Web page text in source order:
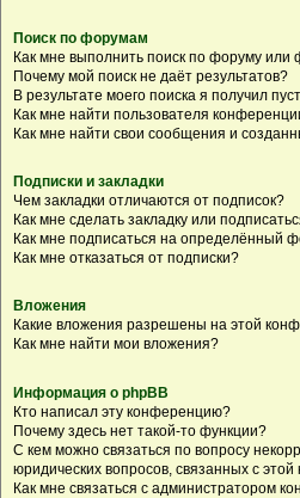
Поиск по форумам
Как мне выполнить поиск по форуму или
Почему мой поиск не даёт результатов?
В результате моего поиска я получил
Как мне найти пользователя
Как мне найти свои сообщения и
Подписки и закладки
Чем закладки отличаются от подписок?
Как мне сделать закладку или
Как мне подписаться на определённый
Как мне отказаться от подписки?
Вложения
Какие вложения разрешены на этой
Как мне найти мои вложения?
Информация о phpBB
Кто написал эту конференцию?
Почему здесь нет такой-то функции?
С кем можно связаться по вопросу
юридических вопросов, связанных с
Как мне связаться с администратором